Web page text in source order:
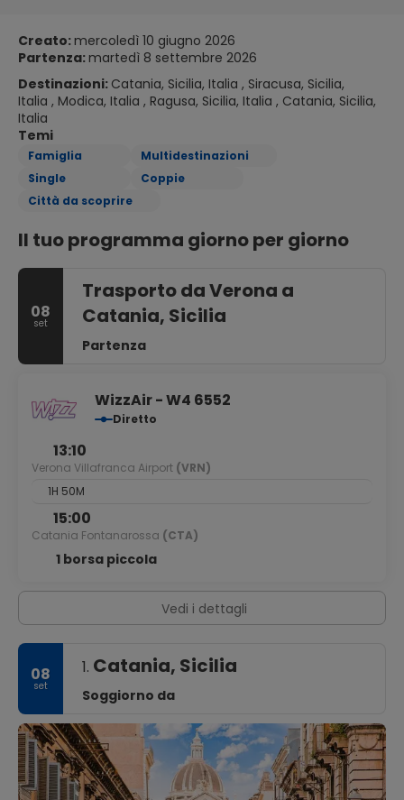
Creato:mercoledì 10 giugno 2026
Partenza:martedì 8 settembre 2026
Destinazioni: Catania, Sicilia, Italia , Siracusa, Sicilia,
Italia , Modica, Italia , Ragusa, Sicilia, Italia , Catania, Sicilia,
Italia
Temi
Famiglia
Multidestinazioni
Single
Coppie
Città da scoprire
Il tuo programma giorno per giorno
08
set
Trasporto da Verona a
Catania, Sicilia
Partenza
WizzAir - W4 6552
Diretto
13:10
Verona Villafranca Airport (VRN)
1H 50M
15:00
Catania Fontanarossa (CTA)
1 borsa piccola
Vedi i dettagli
08
set
1. Catania, Sicilia
Soggiorno da